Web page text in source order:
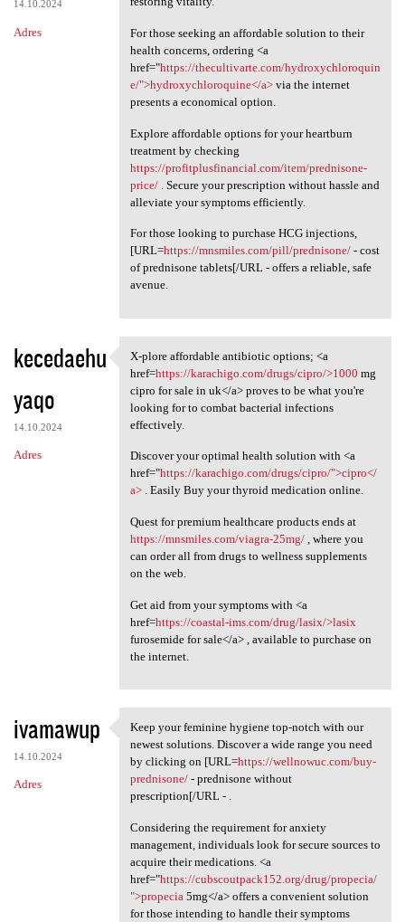
14.10.2024
Adres
For those seeking an affordable solution to their
health concerns, ordering <a
href="https://thecultivarte.com/hydroxychloroquin
e/">hydroxychloroquine</a>via the internet
presents a economical option.
Explore affordable options for your heartburn
treatment by checking
https://profitplusfinancial.com/item/prednisone-
price/. Secure your prescription without hassle and
alleviate your symptoms efficiently.
For those looking to purchase HCG injections,
[URL=https://mnsmiles.com/pill/prednisone/- cost
of prednisone tablets[/URL - offers a reliable, safe
avenue.
kecedaehu
yaqo
14.10.2024
Adres
X-plore affordable antibiotic
X-plore affordable antibiotic options; <a
href=https://karachigo.com/drugs/cipro/>1000 mg
cipro for sale in uk</a> proves to be what you're
looking for to combat bacterial infections
effectively.
Discover your optimal health solution with <a
href="https://karachigo.com/drugs/cipro/">cipro</
a>. Easily Buy your thyroid medication online.
Quest for premium healthcare products ends at
https://mnsmiles.com/viagra-25mg/, where you
can order all from drugs to wellness supplements
on the web.
Get aid from your symptoms with <a
href=https://coastal-ims.com/drug/lasix/>lasix
furosemide for sale</a> , available to purchase on
the internet.
ivamawup
14.10.2024
Adres
Keep your feminine hygiene
Keep your feminine hygiene top-notch with our
newest solutions. Discover a wide range you need
by clicking on [URL=https://wellnowuc.com/buy-
prednisone/- prednisone without
prescription[/URL - .
Considering the requirement for anxiety
management, individuals look for secure sources to
acquire their medications. <a
href="https://cubscoutpack152.org/drug/propecia/
">propecia 5mg</a> offers a convenient solution
for those intending to handle their symptoms